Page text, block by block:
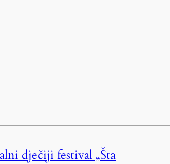
dječiji festival „Šta